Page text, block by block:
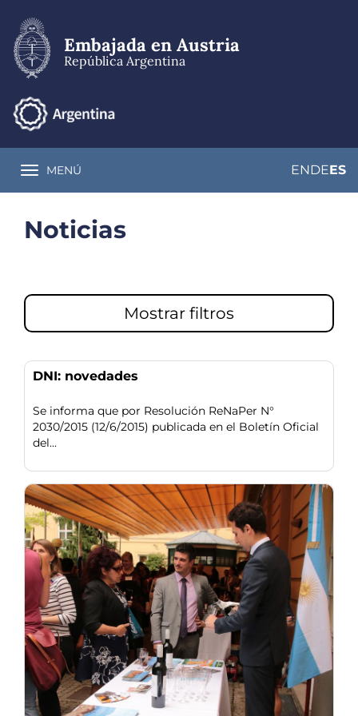
contenido
principal
Embajada en Austria
República Argentina
Toggle navigation
MENÚ ENDEES
Noticias
Mostrar filtros
DNI: novedades
Se informa que por Resolución ReNaPer N°
2030/2015 (12/6/2015) publicada en el Boletín Oficial
del...